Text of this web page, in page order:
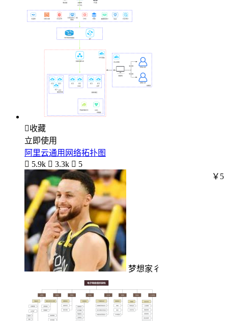
收藏
立即使用
阿里云通用网络拓扑图
 5.9k  3.3k  5
梦想家彳
￥5